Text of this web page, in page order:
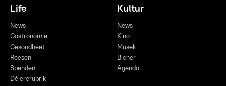
Life
News
Gastronomie
Gesondheet
Reesen
Spenden
Déiererubrik
Kultur
News
Kino
Musek
Bicher
Agenda